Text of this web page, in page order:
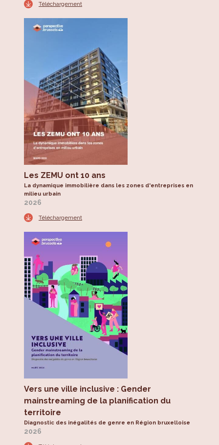
Téléchargement
Les ZEMU ont 10 ans
La dynamique immobilière dans les zones d'entreprises en
milieu urbain
2026
Téléchargement
Vers une ville inclusive : Gender
mainstreaming de la planification du
territoire
Diagnostic des inégalités de genre en Région bruxelloise
2026